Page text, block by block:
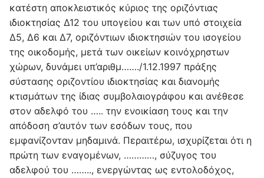
κατέστη αποκλειστικός κύριος της οριζόντιας
ιδιοκτησίας Δ12 του υπογείου και των υπό στοιχεία
Δ5, Δ6 και Δ7, οριζόντιων ιδιοκτησιών του ισογείου
της οικοδομής, μετά των οικείων κοινόχρηστων
χώρων, δυνάμει υπ’αριθμ……./1.12.1997 πράξης
σύστασης οριζοντίου ιδιοκτησίας και διανομής
κτισμάτων της ίδιας συμβολαιογράφου και ανέθεσε
στον αδελφό του ….. την ενοικίαση τους και την
απόδοση σ’αυτόν των εσόδων τους, που
εμφανίζονταν μηδαμινά. Περαιτέρω, ισχυρίζεται ότι η
πρώτη των εναγομένων, …………, σύζυγος του
αδελφού του …….., ενεργώντας ως εντολοδόχος,